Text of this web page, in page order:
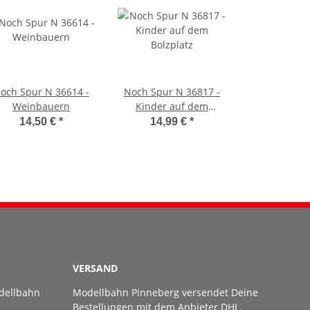
Spur N 36614 -
Weinbauern
14,50 € *
Noch Spur N 36817 -
Kinder auf dem
Bolzplatz
14,99 € *
VERSAND
Modellbahn Pinneberg versendet Deine
Bestellungen mit dem Anbieter DHL.